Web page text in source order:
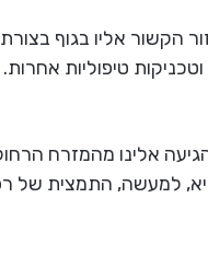
הקשור אליו בגוף
טיפוליות
אלינו מהמזרח
למעשה, התמצית של